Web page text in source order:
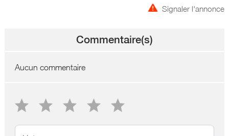
Signaler l'annonce
Commentaire(s)
Aucun commentaire